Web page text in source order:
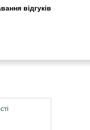
відгуків